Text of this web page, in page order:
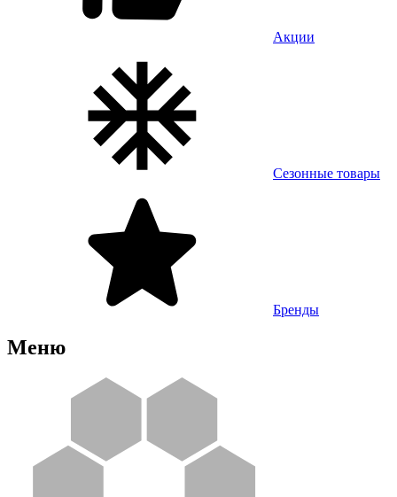
Акции
Сезонные товары
Бренды
Меню